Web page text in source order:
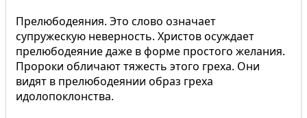
Прелюбодеяния. Это слово означает
супружескую неверность. Христов осуждает
прелюбодеяние даже в форме простого желания.
Пророки обличают тяжесть этого греха. Они
видят в прелюбодеянии образ греха
идолопоклонства.